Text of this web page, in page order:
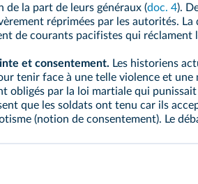
de la part de leurs généraux (doc. 4).
réprimées par les autorités.
de courants pacifistes qui réclament
et consentement. Les historiens
tenir face à une telle violence et
obligés par la loi martiale qui
que les soldats ont tenu car ils
(notion de consentement). Le